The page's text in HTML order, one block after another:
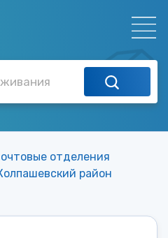
отделения
район